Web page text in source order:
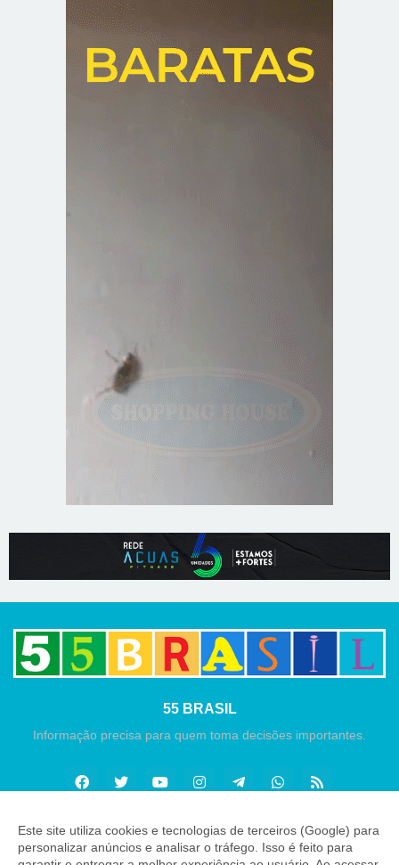
55 BRASIL
Informação precisa para quem toma decisões importantes.
Copyright ©202655 Brasil
Este site utiliza cookies e tecnologias de terceiros (Google) para
personalizar anúncios e analisar o tráfego. Isso é feito para